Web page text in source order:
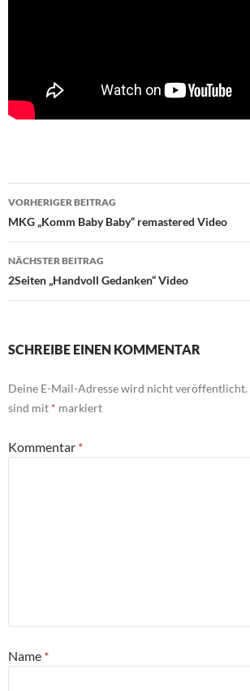
Beitragsnavigation
VORHERIGER BEITRAG
MKG „Komm Baby Baby“ remastered Video
NÄCHSTER BEITRAG
2Seiten „Handvoll Gedanken“ Video
SCHREIBE EINEN KOMMENTAR
Deine E-Mail-Adresse wird nicht veröffentlicht.
sind mit * markiert
Kommentar *
Name *